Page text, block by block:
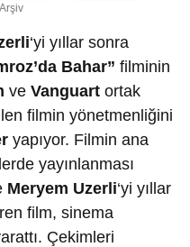
‘yi yıllar sonra
Bahar” filminin
ve Vanguart ortak
filmin yönetmenliğini
yapıyor. Filmin ana
yayınlanması
Meryem Uzerli‘yi yıllar
film, sinema
Çekimleri